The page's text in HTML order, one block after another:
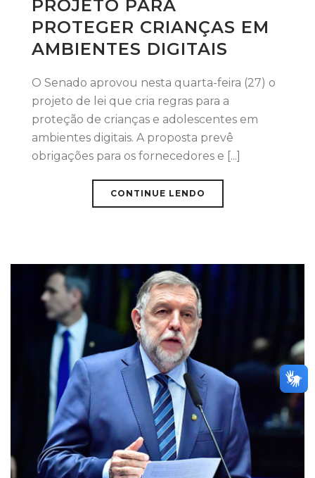
PROJETO PARA
PROTEGER CRIANÇAS EM
AMBIENTES DIGITAIS
O Senado aprovou nesta quarta-feira (27) o
projeto de lei que cria regras para a
proteção de crianças e adolescentes em
ambientes digitais. A proposta prevê
obrigações para os fornecedores e [...]
CONTINUE LENDO